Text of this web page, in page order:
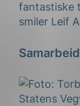
fantastiske
smiler Leif
Statens